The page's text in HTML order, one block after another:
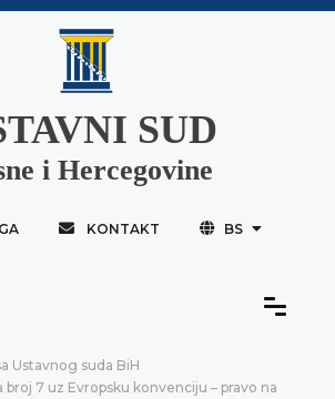
SUD
i Hercegovine
KONTAKT BS
Ustavnog suda BiH
broj 7 uz Evropsku konvenciju – pravo na